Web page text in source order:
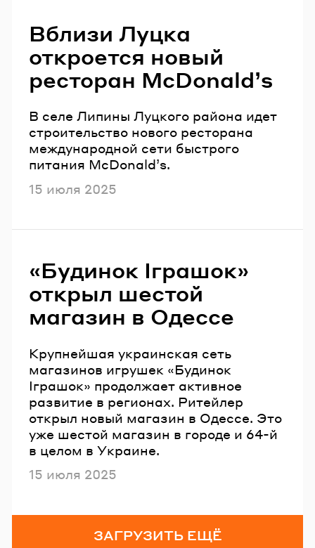
Вблизи Луцка
откроется новый
ресторан McDonaldʼs
В селе Липины Луцкого района идет
строительство нового ресторана
международной сети быстрого
питания McDonaldʼs.
Опубликовано
15 июля 2025
«Будинок Іграшок»
открыл шестой
магазин в Одессе
Крупнейшая украинская сеть
магазинов игрушек «Будинок
Іграшок» продолжает активное
развитие в регионах. Ритейлер
открыл новый магазин в Одессе. Это
уже шестой магазин в городе и 64-й
в целом в Украине.
Опубликовано
15 июля 2025
ЗАГРУЗИТЬ ЕЩЁ